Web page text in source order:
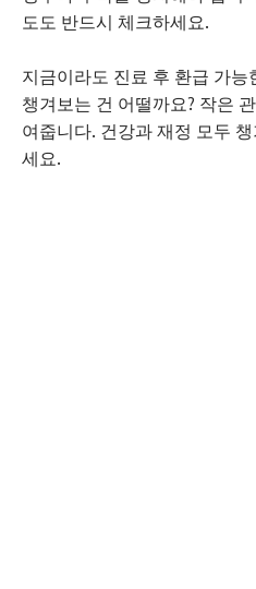
도도 반드시 체크하세요.
지금이라도 진료 후 환급 가
챙겨보는 건 어떨까요? 작은
여줍니다. 건강과 재정 모두
세요.